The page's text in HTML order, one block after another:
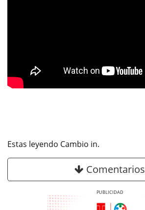
Estas leyendo Cambio in.
Comentarios